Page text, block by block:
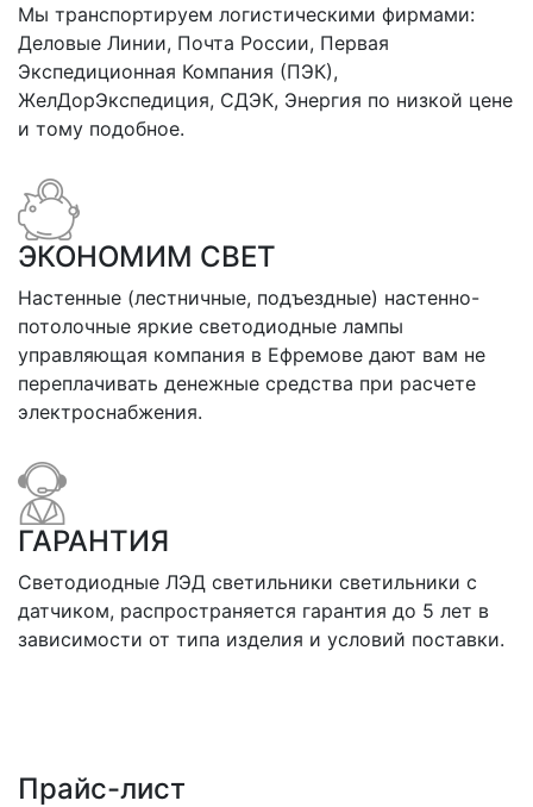
Мы транспортируем логистическими фирмами:
Деловые Линии, Почта России, Первая
Экспедиционная Компания (ПЭК),
ЖелДорЭкспедиция, СДЭК, Энергия по низкой цене
и тому подобное.
ЭКОНОМИМ СВЕТ
Настенные (лестничные, подъездные) настенно-
потолочные яркие светодиодные лампы
управляющая компания в Ефремове дают вам не
переплачивать денежные средства при расчете
электроснабжения.
ГАРАНТИЯ
Светодиодные ЛЭД светильники светильники с
датчиком, распространяется гарантия до 5 лет в
зависимости от типа изделия и условий поставки.
Прайс-лист